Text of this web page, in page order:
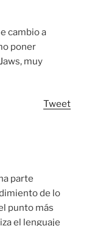
cambio a
poner
muy
Tweet
parte
de lo
punto más
el lenguaje